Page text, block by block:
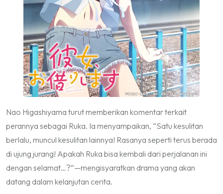
Nao Higashiyama turut memberikan komentar terkait
perannya sebagai Ruka. Ia menyampaikan, “Satu kesulitan
berlalu, muncul kesulitan lainnya! Rasanya seperti terus berada
di ujung jurang! Apakah Ruka bisa kembali dari perjalanan ini
dengan selamat…?”—mengisyaratkan drama yang akan
datang dalam kelanjutan cerita.